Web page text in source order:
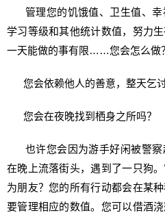
管理您的饥饿值、卫生值、幸
学习等级和其他统计数值，努力
一天能做的事有限……您会怎么做？
您会依赖他人的善意，整天乞讨
您会在夜晚找到栖身之所吗？
也许您会因为游手好闲被警察
在晚上流落街头，遇到了一只狗
为朋友？您的所有行动都会在某
要管理相应的数值。您可以借酒